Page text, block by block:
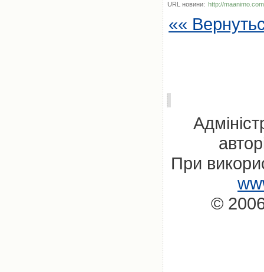
URL новини: http://
««
При
©